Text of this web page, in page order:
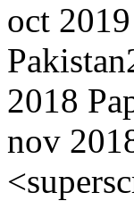
oct 2019
Pakistan
2018
nov